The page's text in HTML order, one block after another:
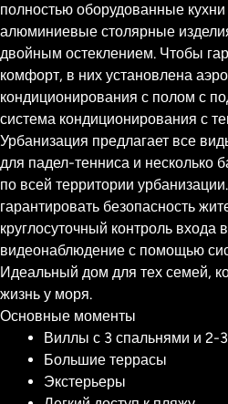
полностью оборудованные
алюминиевые столярные
двойным остеклением. Чтобы
комфорт, в них установлена
кондиционирования с полом с
система кондиционирования с
Урбанизация предлагает все
для падел-тенниса и несколько
по всей территории
гарантировать безопасность
круглосуточный контроль входа
видеонаблюдение с помощью
Идеальный дом для тех семей,
жизнь у моря.
Основные моменты
Виллы с 3 спальнями и 2-
Большие террасы
Экстерьеры